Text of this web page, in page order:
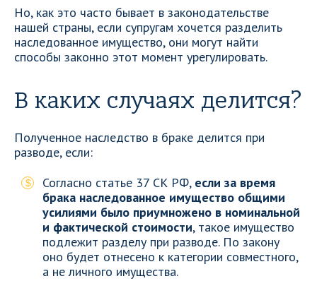
Но, как это часто бывает в законодательстве
нашей страны, если супругам хочется разделить
наследованное имущество, они могут найти
способы законно этот момент урегулировать.
В каких случаях делится?
Полученное наследство в браке делится при
разводе, если:
Согласно статье 37 СК РФ, если за время
брака наследованное имущество общими
усилиями было приумножено в номинальной
и фактической стоимости, такое имущество
подлежит разделу при разводе. По закону
оно будет отнесено к категории совместного,
а не личного имущества.